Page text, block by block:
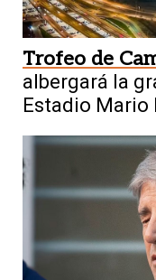
Trofeo de
albergará la
Estadio Mario